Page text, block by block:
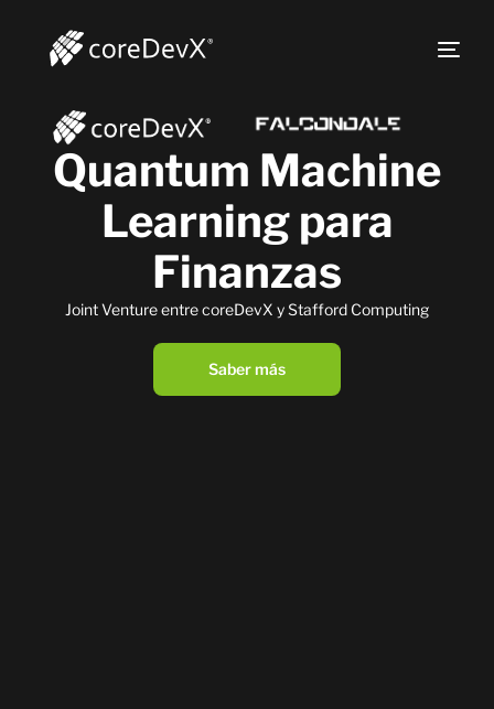
Quantum Machine
Learning para
Finanzas
Joint Venture entre coreDevX y Stafford Computing
Saber más